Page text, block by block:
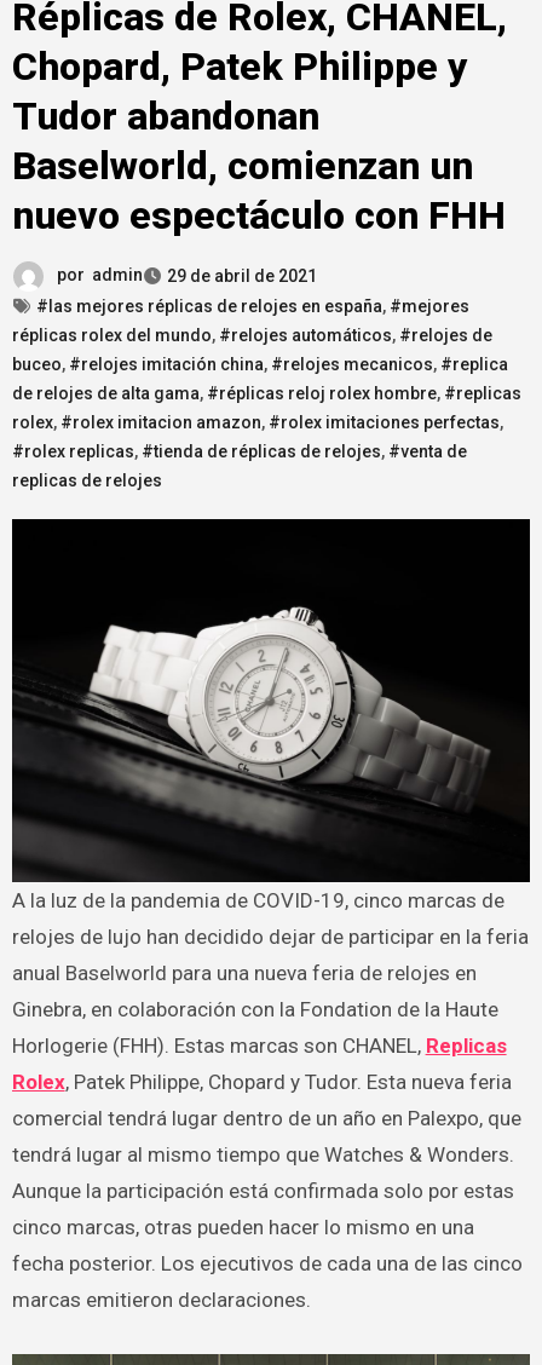
Réplicas de Rolex, CHANEL,
Chopard, Patek Philippe y
Tudor abandonan
Baselworld, comienzan un
nuevo espectáculo con FHH
por admin
29 de abril de 2021
#las mejores réplicas de relojes en españa, #mejores
réplicas rolex del mundo, #relojes automáticos, #relojes de
buceo, #relojes imitación china, #relojes mecanicos, #replica
de relojes de alta gama, #réplicas reloj rolex hombre, #replicas
rolex, #rolex imitacion amazon, #rolex imitaciones perfectas,
#rolex replicas, #tienda de réplicas de relojes, #venta de
replicas de relojes
A la luz de la pandemia de COVID-19, cinco marcas de
relojes de lujo han decidido dejar de participar en la feria
anual Baselworld para una nueva feria de relojes en
Ginebra, en colaboración con la Fondation de la Haute
Horlogerie (FHH). Estas marcas son CHANEL, Replicas
Rolex, Patek Philippe, Chopard y Tudor. Esta nueva feria
comercial tendrá lugar dentro de un año en Palexpo, que
tendrá lugar al mismo tiempo que Watches & Wonders.
Aunque la participación está confirmada solo por estas
cinco marcas, otras pueden hacer lo mismo en una
fecha posterior. Los ejecutivos de cada una de las cinco
marcas emitieron declaraciones.